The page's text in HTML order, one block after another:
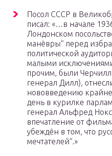
Посол СССР в
писал: «…в начале
Лондонском
манёвры“ перед
политической
малыми
прочим, были
генерал Дилл),
нововведению крайне
день в курилке
генерал Альфред
впечатление от
убеждён в том, что
мечтателей“.»